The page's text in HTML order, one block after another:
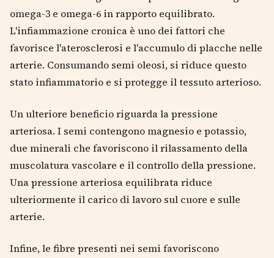
omega-3 e omega-6 in rapporto equilibrato.
L'infiammazione cronica è uno dei fattori che
favorisce l'aterosclerosi e l'accumulo di placche nelle
arterie. Consumando semi oleosi, si riduce questo
stato infiammatorio e si protegge il tessuto arterioso.
Un ulteriore beneficio riguarda la pressione
arteriosa. I semi contengono magnesio e potassio,
due minerali che favoriscono il rilassamento della
muscolatura vascolare e il controllo della pressione.
Una pressione arteriosa equilibrata riduce
ulteriormente il carico di lavoro sul cuore e sulle
arterie.
Infine, le fibre presenti nei semi favoriscono